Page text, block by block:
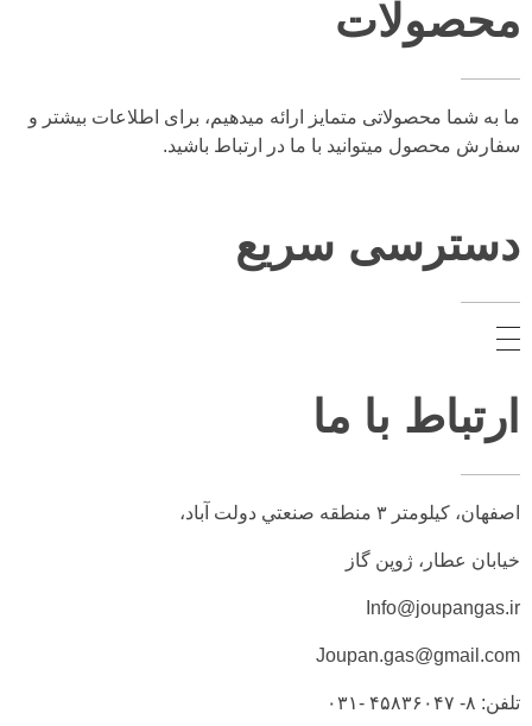
محصولات
ما به شما محصولاتی متمایز ارائه میدهیم، برای اطلاعات بیشتر و
سفارش محصول میتوانید با ما در ارتباط باشید.
دسترسی سریع
ارتباط با ما
اصفهان، کيلومتر ۳ منطقه صنعتي دولت آباد،
خیابان عطار، ژوپن گاز
Info@joupangas.ir
Joupan.gas@gmail.com
تلفن: ۸- ۴۵۸۳۶۰۴۷ -۰۳۱